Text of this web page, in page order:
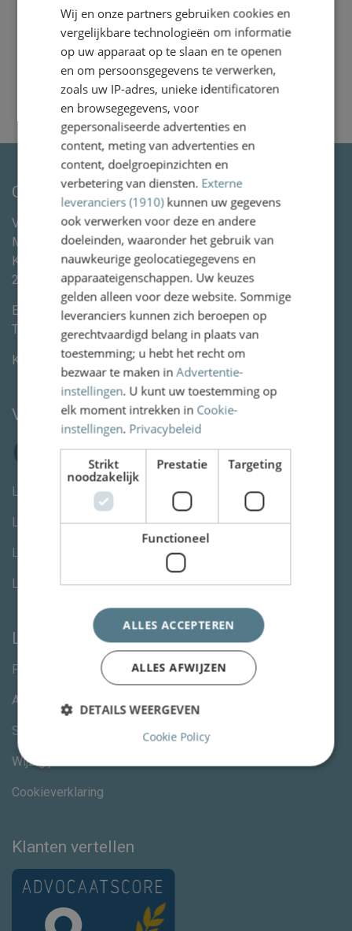
Contactgegevens
Van Wassenaer Wytema Letselschade Advocaten &
Mediation
Kleine Houtweg 113
2012CE
Haarlem
E-mail:
info@vanww.nl
Tel:
+3123 820 06 90
KvK: 80846254
Volg ons
Letselschade advocaat Den Haag
Letselschade advocaat Rotterdam
Letselschade advocaat Utrecht
Letselschade advocaat Amsterdam
Links
Privacystatement
Algemene voorwaarden
Specialisme advocaten
Wijzig jouw cookievoorkeuren
Cookieverklaring
Klanten vertellen
ENGLISH
Wij en onze partners gebruiken cookies en
vergelijkbare technologieën om informatie
op uw apparaat op te slaan en te openen
en om persoonsgegevens te verwerken,
zoals uw IP-adres, unieke identificatoren
en browsegegevens, voor
gepersonaliseerde advertenties en
content, meting van advertenties en
content, doelgroepinzichten en
verbetering van diensten. Externe
leveranciers (1910)kunnen uw gegevens
ook verwerken voor deze en andere
doeleinden, waaronder het gebruik van
nauwkeurige geolocatiegegevens en
apparaateigenschappen. Uw keuzes
gelden alleen voor deze website. Sommige
leveranciers kunnen zich beroepen op
gerechtvaardigd belang in plaats van
toestemming; u hebt het recht om
bezwaar te maken inAdvertentie-
instellingen. U kunt uw toestemming op
elk moment intrekken in Cookie-
instellingen. Privacybeleid
Strikt
noodzakelijk
Prestatie Targeting
Functioneel
ALLES ACCEPTEREN
ALLES AFWIJZEN
DETAILS WEERGEVEN
Cookie Policy